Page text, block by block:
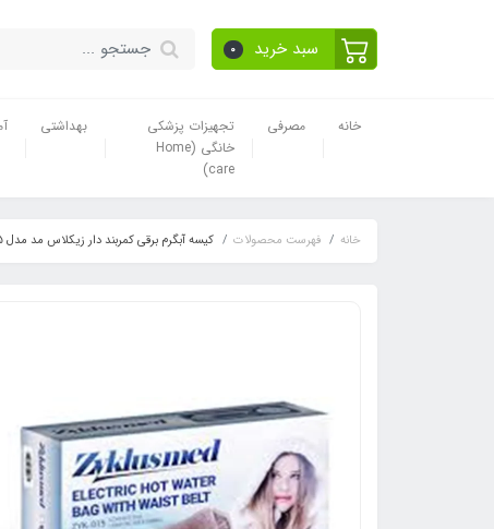
سبد خرید 0
خانه مصرفی
تجهیزات پزشکی
خانگی (Home
care)
بهداشتی
خانه فهرست محصولات کیسه آبگرم برقی کمربند دار زیکلاس مد مدل ZYK-015